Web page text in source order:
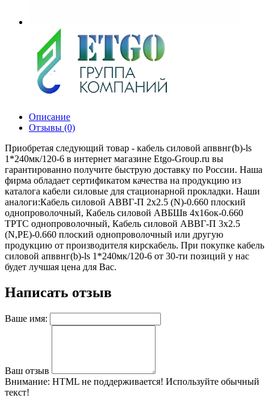
Описание
Отзывы (0)
Приобретая следующий товар - кабель силовой апввнг(b)-ls
1*240мк/120-6 в интернет магазине Etgo-Group.ru вы
гарантированно получите быструю доставку по России. Наша
фирма обладает сертификатом качества на продукцию из
каталога кабели силовые для стационарной прокладки. Наши
аналоги:Кабель силовой АВВГ-П 2х2.5 (N)-0.660 плоский
однопроволочный, Кабель силовой АВБШв 4х16ок-0.660
ТРТС однопроволочный, Кабель силовой АВВГ-П 3х2.5
(N,РЕ)-0.660 плоский однопроволочный или другую
продукцию от производителя кирскабель. При покупке кабель
силовой апввнг(b)-ls 1*240мк/120-6 от 30-ти позиций у нас
будет лучшая цена для Вас.
Написать отзыв
Ваше имя:
Ваш отзыв
Внимание: HTML не поддерживается! Используйте обычный
текст!